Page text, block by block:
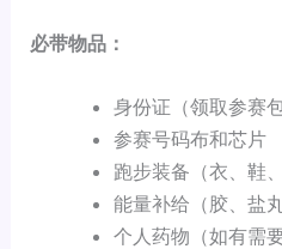
必带物品：
身份证（领取参赛包
参赛号码布和芯片
跑步装备（衣、鞋、
能量补给（胶、盐丸
个人药物（如有需要